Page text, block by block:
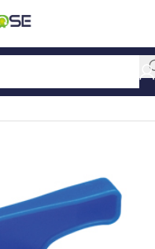
RACCORDS POM ACETAL